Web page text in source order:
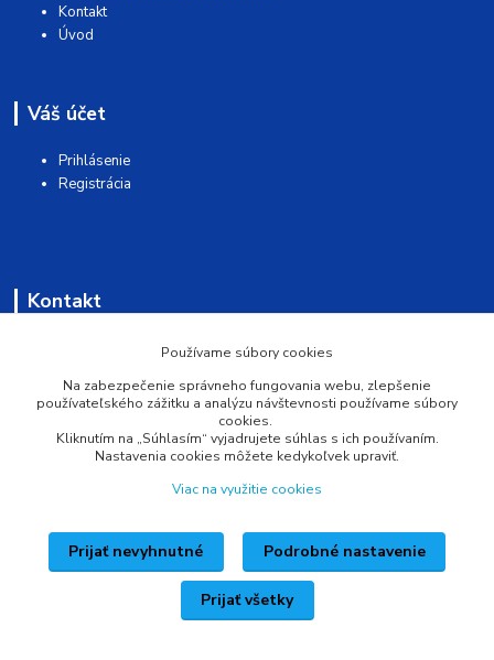
Kontakt
Úvod
Váš účet
Prihlásenie
Registrácia
Kontakt
0902 527 909
info@pprsystem.sk
Upravit sběr cookies.
Používame súbory cookies
Na zabezpečenie správneho fungovania webu, zlepšenie
používateľského zážitku a analýzu návštevnosti používame súbory
cookies.
Kliknutím na „Súhlasím“ vyjadrujete súhlas s ich používaním.
Nastavenia cookies môžete kedykoľvek upraviť.
Viac na využitie cookies
Prijať nevyhnutné Podrobné nastavenie
Prijať všetky